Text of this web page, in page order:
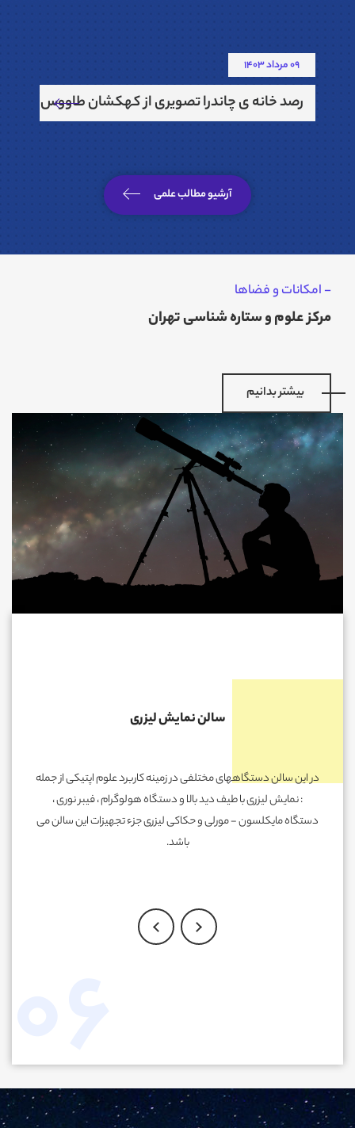
09 مرداد 1403
رصد خانه ی چاندرا تصویری از کهکشان طاووس منتشر
آرشیو مطالب علمی
- امکانات و فضاها
مرکز علوم و ستاره شناسی تهران
بیشتر بدانیم
سالن نمایش لیزری
در این سالن دستگاههای مختلفی در زمینه کاربرد علوم اپتیکی از جمله
: نمایش لیزری با طیف دید بالا و دستگاه هولوگرام ، فیبر نوری ،
دستگاه مایکلسون - مورلی و حکاکی لیزری جزء تجهیزات این سالن می
باشد.
06